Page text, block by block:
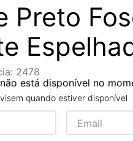
Preto
: 2478
está disponível no
quando estiver disponível